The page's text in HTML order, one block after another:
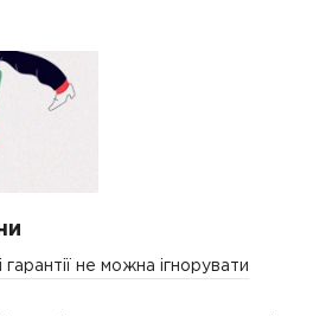
не можна ігнорувати